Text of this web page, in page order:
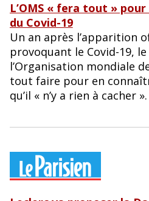
L’OMS « fera tout »
du Covid-19
Un an après l’apparition
provoquant le Covid-19,
l’Organisation mondiale
tout faire pour en
qu’il « n’y a rien à cacher ».